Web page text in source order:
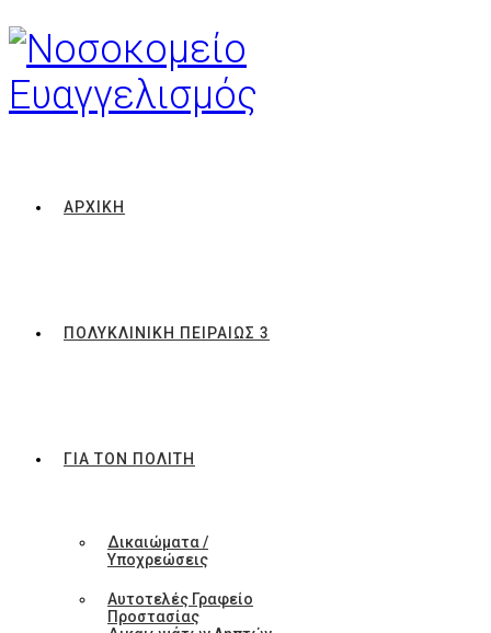
ΑΡΧΙΚΗ
ΠΟΛΥΚΛΙΝΙΚΗ ΠΕΙΡΑΙΩΣ 3
ΓΙΑ ΤΟΝ ΠΟΛΙΤΗ
Δικαιώματα /
Υποχρεώσεις
Αυτοτελές Γραφείο
Προστασίας